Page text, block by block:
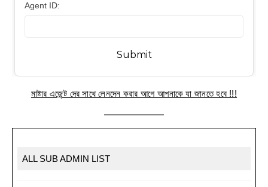
Agent ID:
মাষ্টার এজেন্ট দের সাথে লেনদেন করার আগে আপনাকে যা জানতে হবে !!!
ALL SUB ADMIN LIST